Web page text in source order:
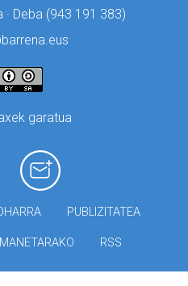
Deba (943 191 383)
garatua
PUBLIZITATEA
RSS